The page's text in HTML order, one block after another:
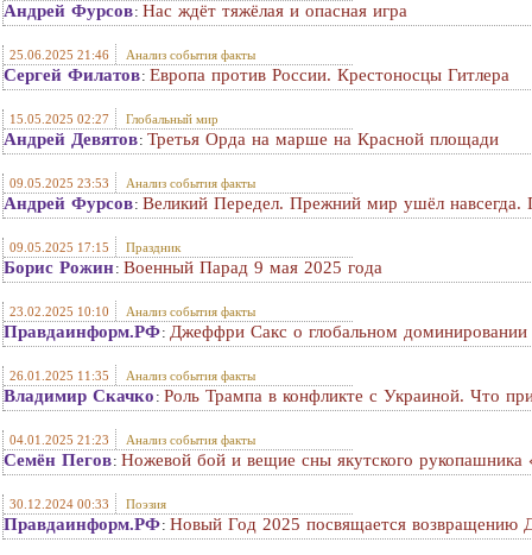
Андрей Фурсов: Нас ждёт тяжёлая и опасная игра
25.06.2025 21:46 Анализ события факты
Сергей Филатов: Европа против России. Крестоносцы Гитлера
15.05.2025 02:27 Глобальный мир
Андрей Девятов: Третья Орда на марше на Красной площади
09.05.2025 23:53 Анализ события факты
Андрей Фурсов: Великий Передел. Прежний мир ушёл навсегда.
09.05.2025 17:15 Праздник
Борис Рожин: Военный Парад 9 мая 2025 года
23.02.2025 10:10 Анализ события факты
Правдаинформ.РФ: Джеффри Сакс о глобальном
26.01.2025 11:35 Анализ события факты
Владимир Скачко : Роль Трампа в конфликте с Украиной. Что
04.01.2025 21:23 Анализ события факты
Семён Пегов: Ножевой бой и вещие сны якутского рукопашника
30.12.2024 00:33 Поэзия
Правдаинформ.РФ: Новый Год 2025 посвящается возвращению